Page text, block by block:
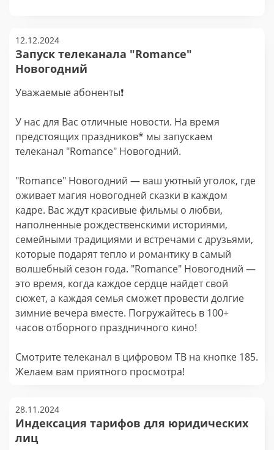
12.12.2024
Запуск телеканала "Romance"
Новогодний
Уважаемые абоненты❗️
У нас для Вас отличные новости. На время
предстоящих праздников* мы запускаем
телеканал "Romance" Новогодний.
"Romance" Новогодний — ваш уютный уголок, где
оживает магия новогодней сказки в каждом
кадре. Вас ждут красивые фильмы о любви,
наполненные рождественскими историями,
семейными традициями и встречами с друзьями,
которые подарят тепло и романтику в самый
волшебный сезон года. "Romance" Новогодний —
это время, когда каждое сердце найдет свой
сюжет, а каждая семья сможет провести долгие
зимние вечера вместе. Погружайтесь в 100+
часов отборного праздничного кино!
Смотрите телеканал в цифровом ТВ на кнопке 185.
Желаем вам приятного просмотра!
28.11.2024
Индексация тарифов для юридических
лиц